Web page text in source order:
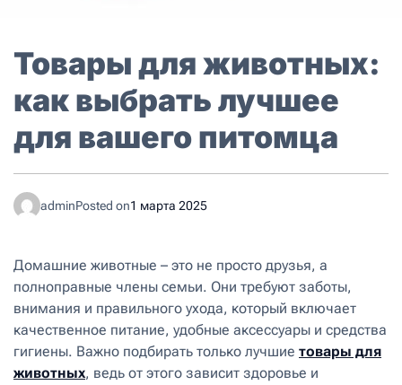
Товары для животных:
как выбрать лучшее
для вашего питомца
adminPosted on1 марта 2025
Домашние животные – это не просто друзья, а
полноправные члены семьи. Они требуют заботы,
внимания и правильного ухода, который включает
качественное питание, удобные аксессуары и средства
гигиены. Важно подбирать только лучшие товары для
животных, ведь от этого зависит здоровье и